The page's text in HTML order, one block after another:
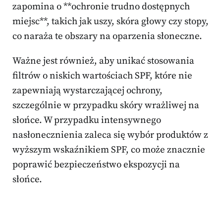
zapomina o **ochronie trudno dostępnych
miejsc**, takich jak uszy, skóra głowy czy stopy,
co naraża te obszary na oparzenia słoneczne.
Ważne jest również, aby unikać stosowania
filtrów o niskich wartościach SPF, które nie
zapewniają wystarczającej ochrony,
szczególnie w przypadku skóry wrażliwej na
słońce. W przypadku intensywnego
nasłonecznienia zaleca się wybór produktów z
wyższym wskaźnikiem SPF, co może znacznie
poprawić bezpieczeństwo ekspozycji na
słońce.